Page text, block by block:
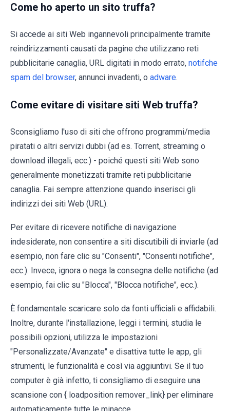
Come ho aperto un sito truffa?
Si accede ai siti Web ingannevoli principalmente tramite
reindirizzamenti causati da pagine che utilizzano reti
pubblicitarie canaglia, URL digitati in modo errato, notifche
spam del browser, annunci invadenti, o adware.
Come evitare di visitare siti Web truffa?
Sconsigliamo l'uso di siti che offrono programmi/media
piratati o altri servizi dubbi (ad es. Torrent, streaming o
download illegali, ecc.) - poiché questi siti Web sono
generalmente monetizzati tramite reti pubblicitarie
canaglia. Fai sempre attenzione quando inserisci gli
indirizzi dei siti Web (URL).
Per evitare di ricevere notifiche di navigazione
indesiderate, non consentire a siti discutibili di inviarle (ad
esempio, non fare clic su "Consenti", "Consenti notifiche",
ecc.). Invece, ignora o nega la consegna delle notifiche (ad
esempio, fai clic su "Blocca", "Blocca notifiche", ecc.).
È fondamentale scaricare solo da fonti ufficiali e affidabili.
Inoltre, durante l'installazione, leggi i termini, studia le
possibili opzioni, utilizza le impostazioni
"Personalizzate/Avanzate" e disattiva tutte le app, gli
strumenti, le funzionalità e così via aggiuntivi. Se il tuo
computer è già infetto, ti consigliamo di eseguire una
scansione con { loadposition remover_link} per eliminare